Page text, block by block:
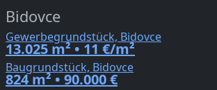
Bidovce
Gewerbegrundstück, Bidovce
13.025 m² • 11 €/m²
Baugrundstück, Bidovce
824 m² • 90.000 €